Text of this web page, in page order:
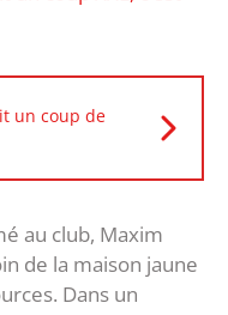
un coup de
au club, Maxim
de la maison jaune
Dans un